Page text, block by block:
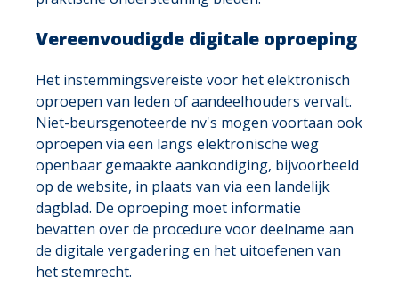
Vereenvoudigde digitale oproeping
Het instemmingsvereiste voor het elektronisch
oproepen van leden of aandeelhouders vervalt.
Niet-beursgenoteerde nv's mogen voortaan ook
oproepen via een langs elektronische weg
openbaar gemaakte aankondiging, bijvoorbeeld
op de website, in plaats van via een landelijk
dagblad. De oproeping moet informatie
bevatten over de procedure voor deelname aan
de digitale vergadering en het uitoefenen van
het stemrecht.